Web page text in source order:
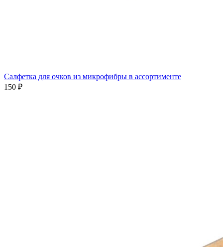
Салфетка для очков из микрофибры в ассортименте
150 ₽